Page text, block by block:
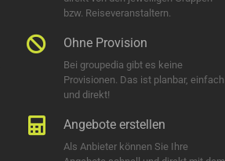
bzw. Reiseveranstaltern.
Ohne Provision
Bei groupedia gibt es keine
Provisionen. Das ist planbar, einfach
und direkt!
Angebote erstellen
Als Anbieter können Sie Ihre